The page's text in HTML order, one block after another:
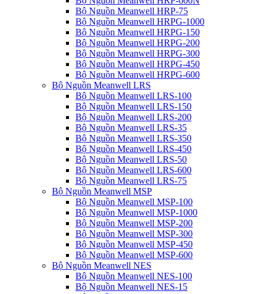
Bộ Nguồn Meanwell HRP-75
Bộ Nguồn Meanwell HRPG-1000
Bộ Nguồn Meanwell HRPG-150
Bộ Nguồn Meanwell HRPG-200
Bộ Nguồn Meanwell HRPG-300
Bộ Nguồn Meanwell HRPG-450
Bộ Nguồn Meanwell HRPG-600
Bộ Nguồn Meanwell LRS
Bộ Nguồn Meanwell LRS-100
Bộ Nguồn Meanwell LRS-150
Bộ Nguồn Meanwell LRS-200
Bộ Nguồn Meanwell LRS-35
Bộ Nguồn Meanwell LRS-350
Bộ Nguồn Meanwell LRS-450
Bộ Nguồn Meanwell LRS-50
Bộ Nguồn Meanwell LRS-600
Bộ Nguồn Meanwell LRS-75
Bộ Nguồn Meanwell MSP
Bộ Nguồn Meanwell MSP-100
Bộ Nguồn Meanwell MSP-1000
Bộ Nguồn Meanwell MSP-200
Bộ Nguồn Meanwell MSP-300
Bộ Nguồn Meanwell MSP-450
Bộ Nguồn Meanwell MSP-600
Bộ Nguồn Meanwell NES
Bộ Nguồn Meanwell NES-100
Bộ Nguồn Meanwell NES-15